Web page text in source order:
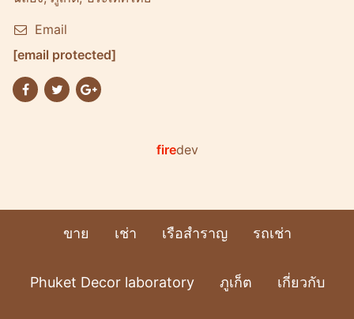
Email
[email protected]
firedev
ขาย เช่า เรือสำราญ รถเช่า
Phuket Decor laboratory ภูเก็ต เกี่ยวกับ